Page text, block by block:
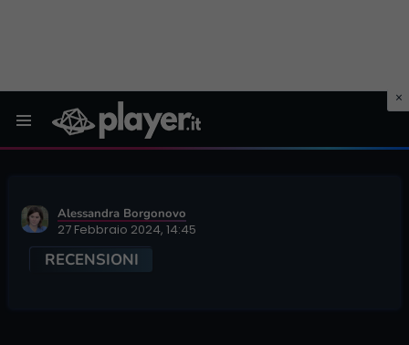
Alessandra Borgonovo
27 Febbraio 2024, 14:45
RECENSIONI